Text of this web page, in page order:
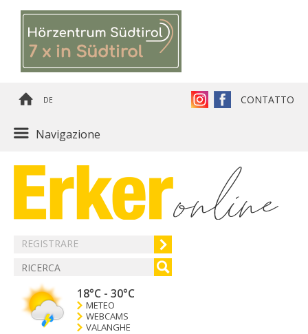
DE CONTATTO
Navigazione
REGISTRARE
18°C - 30°C
METEO
WEBCAMS
VALANGHE